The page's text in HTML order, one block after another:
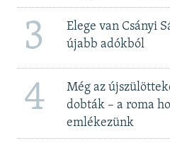
3
Elege van Csányi
újabb adókból
4
Még az
dobták – a roma
emlékezünk